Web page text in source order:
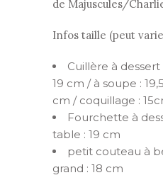
de Majuscules/
Infos taille (peut
Cuillère à dessert
19 cm / à soupe :
cm / coquillage :
Fourchette à
table : 19 cm
petit couteau à
grand : 18 cm